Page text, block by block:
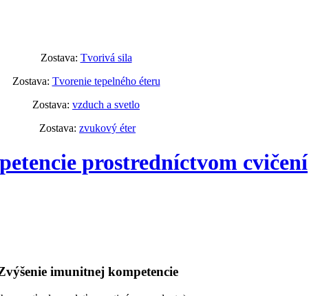
Zostava: Tvorivá sila
Zostava: Tvorenie tepelného éteru
Zostava: vzduch a svetlo
Zostava: zvukový éter
prostredníctvom cvičení
imunitnej kompetencie